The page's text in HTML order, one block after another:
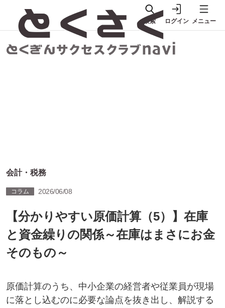
検索 ログイン メニュー
会計・税務
コラム 2026/06/08
【分かりやすい原価計算（5）】在庫
と資金繰りの関係～在庫はまさにお金
そのもの～
原価計算のうち、中小企業の経営者や従業員が現場
に落とし込むのに必要な論点を抜き出し、解説する